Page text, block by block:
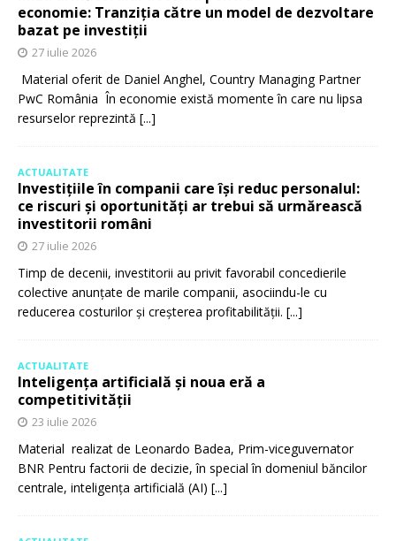
economie: Tranziția către un model de dezvoltare
bazat pe investiții
27 iulie 2026
Material oferit de Daniel Anghel, Country Managing Partner
PwC România În economie există momente în care nu lipsa
resurselor reprezintă [...]
ACTUALITATE
Investițiile în companii care își reduc personalul:
ce riscuri și oportunități ar trebui să urmărească
investitorii români
27 iulie 2026
Timp de decenii, investitorii au privit favorabil concedierile
colective anunțate de marile companii, asociindu-le cu
reducerea costurilor și creșterea profitabilității. [...]
ACTUALITATE
Inteligența artificială și noua eră a
competitivității
23 iulie 2026
Material realizat de Leonardo Badea, Prim-viceguvernator
BNR Pentru factorii de decizie, în special în domeniul băncilor
centrale, inteligența artificială (AI) [...]